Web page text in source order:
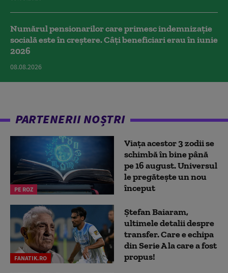
Numărul pensionarilor care primesc indemnizaţie
socială este în creștere. Câți beneficiari erau în iunie
2026
08.08.2026
PARTENERII NOȘTRI
PE ROZ
Viața acestor 3 zodii se
schimbă în bine până
pe 16 august. Universul
le pregătește un nou
început
FANATIK.RO
Ștefan Baiaram,
ultimele detalii despre
transfer. Care e echipa
din Serie A la care a fost
propus!